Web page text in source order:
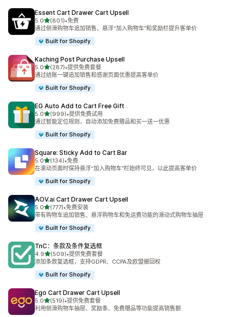
Essent Cart Drawer Cart Upsell
5.0星（满分 5 星）
(801)
总共 801 条评论
•免费
通过侧滑购物车追加销售、悬浮“加入购物车”和奖励栏提升客单价
Built for Shopify
Kaching Post Purchase Upsell
5.0星（满分 5 星）
(287)
总共 287 条评论
•提供免费套餐
通过结账一键追加销售和感谢页面优惠提高客单价
Built for Shopify
EG Auto Add to Cart Free Gift
5.0星（满分 5 星）
(999)
总共 999 条评论
•提供免费试用
通过智能定位规则，自动添加免费赠品和买一送一优惠
Built for Shopify
Square: Sticky Add to Cart Bar
5.0星（满分 5 星）
(134)
总共 134 条评论
•免费
在滚动页面时保持悬浮“加入购物车”栏始终可见，以此提高客单价
Built for Shopify
AOV.ai Cart Drawer Cart Upsell
5.0星（满分 5 星）
(777)
总共 777 条评论
•免费安装
带有购物车追加销售、悬浮购物车和免运费功能的滑动式购物车抽屉
Built for Shopify
TnC：条款及条件复选框
4.9星（满分 5 星）
(509)
总共 509 条评论
•提供免费套餐
添加条款复选框，支持GDPR、CCPA及欧盟撤回权
Built for Shopify
Ego Cart Drawer Cart Upsell
5.0星（满分 5 星）
(519)
总共 519 条评论
•提供免费套餐
利用侧滑购物车抽屉、奖励条、免费赠品等功能提高销售额